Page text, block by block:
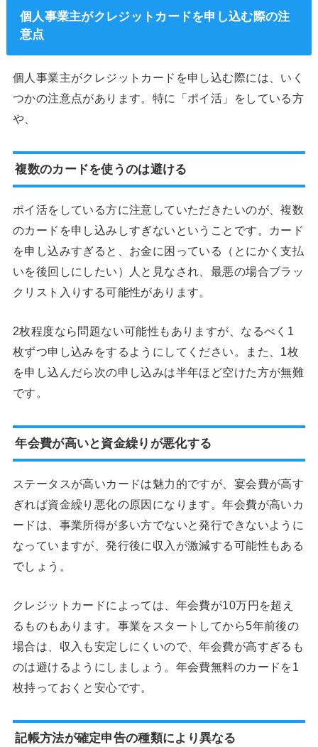
個人事業主がクレジットカードを申し込む際の注
意点
個人事業主がクレジットカードを申し込む際には、いく
つかの注意点があります。特に「ポイ活」をしている方
や、
複数のカードを使うのは避ける
ポイ活をしている方に注意していただきたいのが、複数
のカードを申し込みしすぎないということです。カード
を申し込みすぎると、お金に困っている（とにかく支払
いを後回しにしたい）人と見なされ、最悪の場合ブラッ
クリスト入りする可能性があります。
2枚程度なら問題ない可能性もありますが、なるべく1
枚ずつ申し込みをするようにしてください。また、1枚
を申し込んだら次の申し込みは半年ほど空けた方が無難
です。
年会費が高いと資金繰りが悪化する
ステータスが高いカードは魅力的ですが、宴会費が高す
ぎれば資金繰り悪化の原因になります。年会費が高いカ
ードは、事業所得が多い方でないと発行できないように
なっていますが、発行後に収入が激減する可能性もある
でしょう。
クレジットカードによっては、年会費が10万円を超え
るものもあります。事業をスタートしてから5年前後の
場合は、収入も安定しにくいので、年会費が高すぎるも
のは避けるようにしましょう。年会費無料のカードを1
枚持っておくと安心です。
記帳方法が確定申告の種類により異なる